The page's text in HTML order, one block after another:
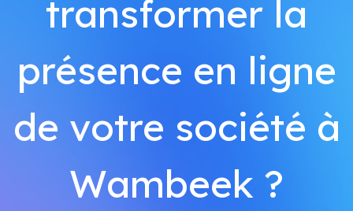
transformer la
présence en ligne
de votre société à
Wambeek ?